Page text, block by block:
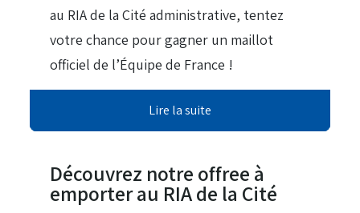
au RIA de la Cité administrative, tentez
votre chance pour gagner un maillot
officiel de l’Équipe de France !
Lire la suite
08 Avr 2026
Découvrez notre offree à
emporter au RIA de la Cité